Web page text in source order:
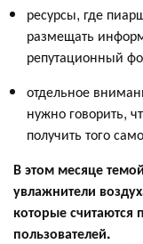
ресурсы, где
размещать
репутационный
отдельное
нужно говорить,
получить того
В этом месяце темой
увлажнители
которые считаются
пользователей.